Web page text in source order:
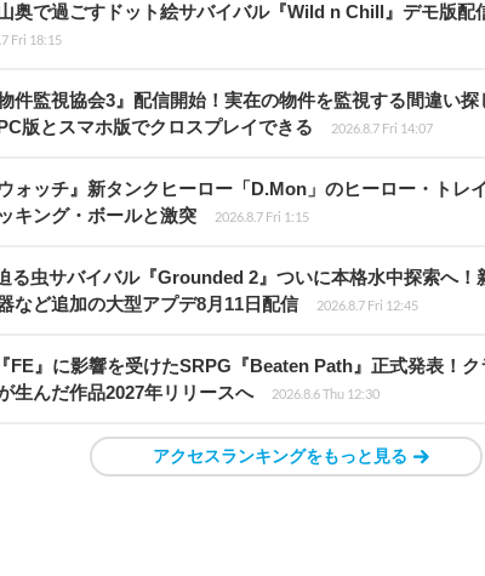
奥で過ごすドット絵サバイバル『Wild n Chill』デモ版
Fri 18:15
物件監視協会3』配信開始！実在の物件を監視する間違い
版とスマホ版でクロスプレイできる
2026.8.7 Fri 14:07
ウォッチ』新タンクヒーロー「D.Mon」のヒーロー・トレ
キング・ボールと激突
2026.8.7 Fri 1:15
る虫サバイバル『Grounded 2』ついに本格水中探索へ！
など追加の大型アプデ8月11日配信
2026.8.7 Fri 12:45
FE』に影響を受けたSRPG『Beaten Path』正式発表！
生んだ作品2027年リリースへ
2026.8.6 Thu 12:30
アクセスランキングをもっと見る